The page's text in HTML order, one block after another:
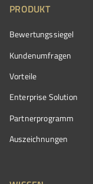
PRODUKT
Bewertungssiegel
Kundenumfragen
Vorteile
Enterprise Solution
Partnerprogramm
Auszeichnungen